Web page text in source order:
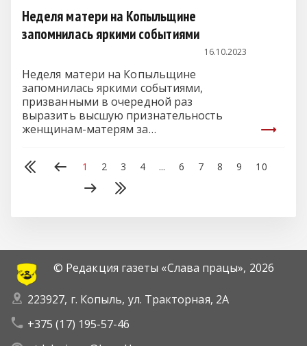
Неделя матери на Копыльщине
запомнилась яркими событиями
16.10.2023
Неделя матери на Копыльщине
запомнилась яркими событиями,
призванными в очередной раз
выразить высшую признательность
женщинам-матерям за
1 2 3 4 ... 6 7 8 9 10
© Редакция газеты «Слава працы», 2026
223927, г. Копыль, ул. Тракторная, 2А
+375 (17) 195-57-46